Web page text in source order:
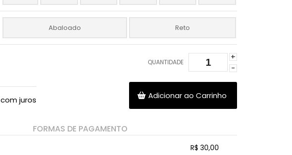
Abaloado Reto
com juros
QUANTIDADE
+
-
Adicionar ao Carrinho
FORMAS DE PAGAMENTO
R$ 30,00